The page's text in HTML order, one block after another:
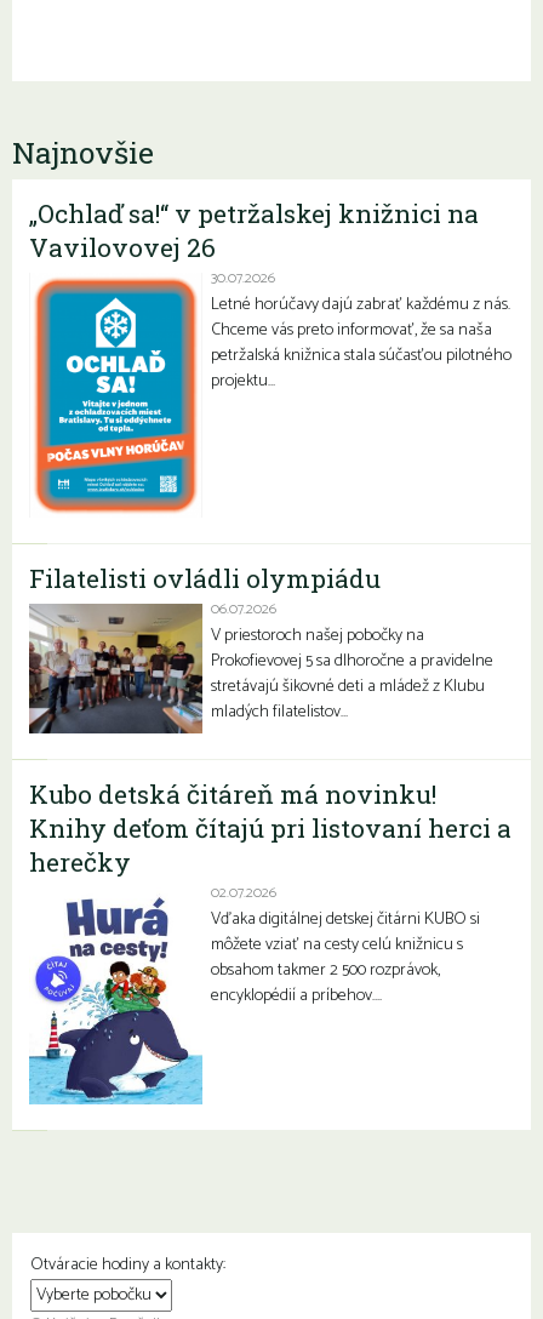
Najnovšie
„Ochlaď sa!“ v petržalskej knižnici na
Vavilovovej 26
30.07.2026
Letné horúčavy dajú zabrať každému z nás.
Chceme vás preto informovať, že sa naša
petržalská knižnica stala súčasťou pilotného
projektu…
Filatelisti ovládli olympiádu
06.07.2026
V priestoroch našej pobočky na
Prokofievovej 5 sa dlhoročne a pravidelne
stretávajú šikovné deti a mládež z Klubu
mladých filatelistov…
Kubo detská čitáreň má novinku!
Knihy deťom čítajú pri listovaní herci a
herečky
02.07.2026
Vďaka digitálnej detskej čitárni KUBO si
môžete vziať na cesty celú knižnicu s
obsahom takmer 2 500 rozprávok,
encyklopédií a príbehov….
Otváracie hodiny a kontakty: